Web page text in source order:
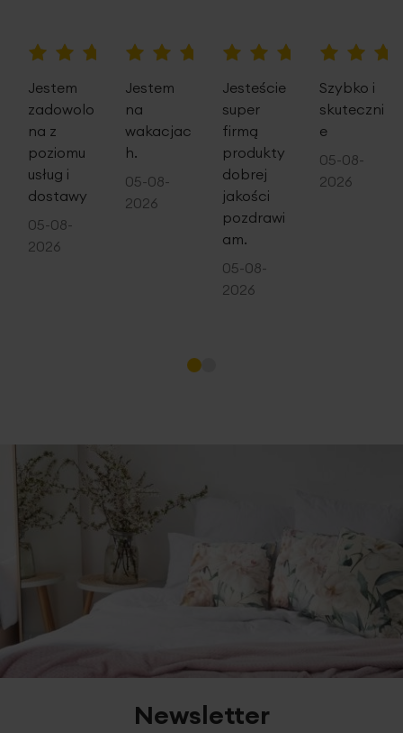
wysokość: 45 cm
gramatura: 230 g/m2
Konserwacja: prać w temp. 30st, nie wybielać, nie czyścić
chemicznie, nie suszyć w suszarce, prasować w temp. 110
st.
Jestem
zadowolo
na z
poziomu
usług i
dostawy
05-08-
2026
Jestem
na
wakacjac
h.
05-08-
2026
Jesteście
super
firmą
produkty
dobrej
jakości
pozdrawi
am.
05-08-
2026
Szybko i
skuteczni
e
05-08-
2026
Newsletter